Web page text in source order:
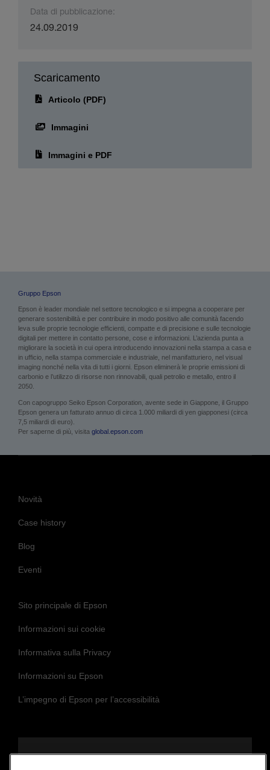
Data di pubblicazione:
24.09.2019
Scaricamento
Articolo (PDF)
Immagini
Immagini e PDF
Gruppo Epson
Epson è leader mondiale nel settore tecnologico e si impegna a cooperare per
generare sostenibilità e per contribuire in modo positivo alle comunità facendo
leva sulle proprie tecnologie efficienti, compatte e di precisione e sulle tecnologie
digitali per mettere in contatto persone, cose e informazioni. L’azienda punta a
migliorare la società in cui opera introducendo innovazioni nella stampa a casa e
in ufficio, nella stampa commerciale e industriale, nel manifatturiero, nel visual
imaging nonché nella vita di tutti i giorni. Epson eliminerà le proprie emissioni di
carbonio e l’utilizzo di risorse non rinnovabili, quali petrolio e metallo, entro il
2050.
Con capogruppo Seiko Epson Corporation, avente sede in Giappone, il Gruppo
Epson genera un fatturato annuo di circa 1.000 miliardi di yen giapponesi (circa
7,5 miliardi di euro).
Per saperne di più, visita global.epson.com
Novità
Case history
Blog
Eventi
Sito principale di Epson
Informazioni sui cookie
Informativa sulla Privacy
Informazioni su Epson
L’impegno di Epson per l’accessibilità